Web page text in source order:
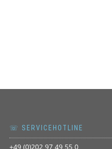
☏ SERVICEHOTLINE
+49 (0)202 97 49 55 0